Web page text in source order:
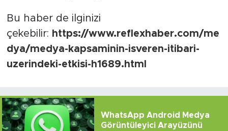
Bu haber de ilginizi
çekebilir: https://www.reflexhaber.com/me
dya/medya-kapsaminin-isveren-itibari-
uzerindeki-etkisi-h1689.html
WhatsApp Android Medya
Görüntüleyici Arayüzünü